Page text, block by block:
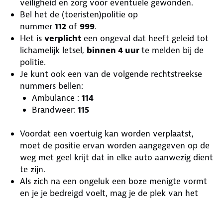
veiligheid en zorg voor eventuele gewonden.
Bel het de (toeristen)politie op
nummer 112 of 999.
Het is verplicht een ongeval dat heeft geleid tot
lichamelijk letsel, binnen 4 uurte melden bij de
politie.
Je kunt ook een van de volgende rechtstreekse
nummers bellen:
Ambulance : 114
Brandweer: 115
Voordat een voertuig kan worden verplaatst,
moet de positie ervan worden aangegeven op de
weg met geel krijt dat in elke auto aanwezig dient
te zijn.
Als zich na een ongeluk een boze menigte vormt
en je je bedreigd voelt, mag je de plek van het